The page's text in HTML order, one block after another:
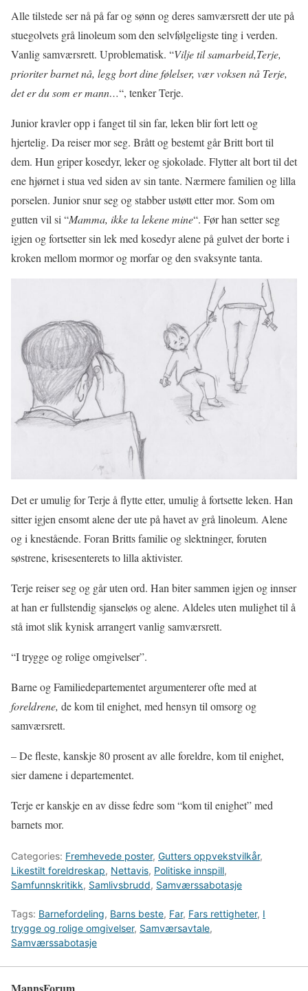
Alle tilstede ser nå på far og sønn og deres samværsrett der ute på
stuegolvets grå linoleum som den selvfølgeligste ting i verden.
Vanlig samværsrett. Uproblematisk. “Vilje til samarbeid,Terje,
prioriter barnet nå, legg bort dine følelser, vær voksen nå Terje,
det er du som er mann…“, tenker Terje.
Junior kravler opp i fanget til sin far, leken blir fort lett og
hjertelig. Da reiser mor seg. Brått og bestemt går Britt bort til
dem. Hun griper kosedyr, leker og sjokolade. Flytter alt bort til det
ene hjørnet i stua ved siden av sin tante. Nærmere familien og lilla
porselen. Junior snur seg og stabber ustøtt etter mor. Som om
gutten vil si “Mamma, ikke ta lekene mine“. Før han setter seg
igjen og fortsetter sin lek med kosedyr alene på gulvet der borte i
kroken mellom mormor og morfar og den svaksynte tanta.
Det er umulig for Terje å flytte etter, umulig å fortsette leken. Han
sitter igjen ensomt alene der ute på havet av grå linoleum. Alene
og i knestående. Foran Britts familie og slektninger, foruten
søstrene, krisesenterets to lilla aktivister.
Terje reiser seg og går uten ord. Han biter sammen igjen og innser
at han er fullstendig sjanseløs og alene. Aldeles uten mulighet til å
stå imot slik kynisk arrangert vanlig samværsrett.
“I trygge og rolige omgivelser”.
Barne og Familiedepartementet argumenterer ofte med at
foreldrene, de kom til enighet, med hensyn til omsorg og
samværsrett.
– De fleste, kanskje 80 prosent av alle foreldre, kom til enighet,
sier damene i departementet.
Terje er kanskje en av disse fedre som “kom til enighet” med
barnets mor.
Categories: Fremhevede poster, Gutters oppvekstvilkår,
Likestilt foreldreskap, Nettavis, Politiske innspill,
Samfunnskritikk, Samlivsbrudd, Samværssabotasje
Tags: Barnefordeling, Barns beste, Far, Fars rettigheter, I
trygge og rolige omgivelser, Samværsavtale,
Samværssabotasje